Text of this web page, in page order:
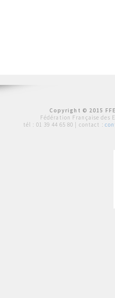
Copyright © 2015
Fédération Française des
tél : 01 39 44 65 80 | contact :